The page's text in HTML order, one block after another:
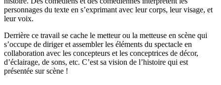
personnages du texte en s’exprimant avec leur corps, leur visage, et
leur voix.
Derrière ce travail se cache le metteur ou la metteuse en scène qui
s’occupe de diriger et assembler les éléments du spectacle en
collaboration avec les concepteurs et les conceptrices de décor,
d’éclairage, de sons, etc. C’est sa vision de l’histoire qui est
présentée sur scène !